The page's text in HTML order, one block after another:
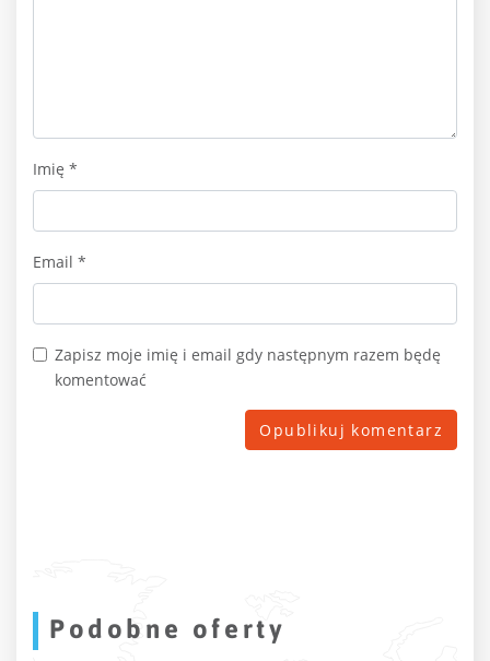
Imię *
Email *
Zapisz moje imię i email gdy następnym razem będę
komentować
Podobne oferty